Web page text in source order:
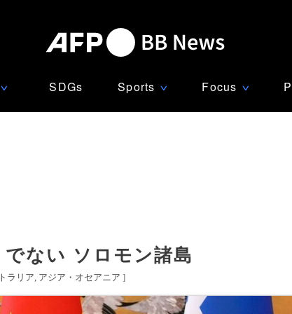
∨ SDGs Sports ∨ Focus ∨
ない ソロモン諸島
ラリア アジア・オセアニア ]